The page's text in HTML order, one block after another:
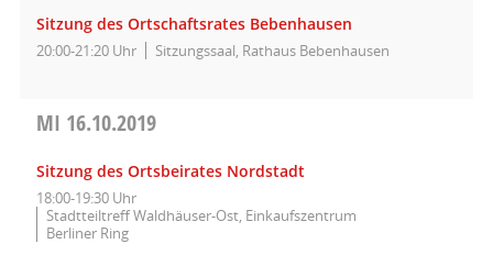
Sitzung des Ortschaftsrates Bebenhausen
20:00-21:20 Uhr Sitzungssaal, Rathaus Bebenhausen
MI 16.10.2019
Sitzung des Ortsbeirates Nordstadt
18:00-19:30 Uhr
Stadtteiltreff Waldhäuser-Ost, Einkaufszentrum
Berliner Ring